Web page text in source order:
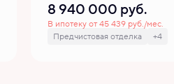
8 940 000 руб.
В ипотеку от 45 439 руб./мес.
Предчистовая отделка
+4